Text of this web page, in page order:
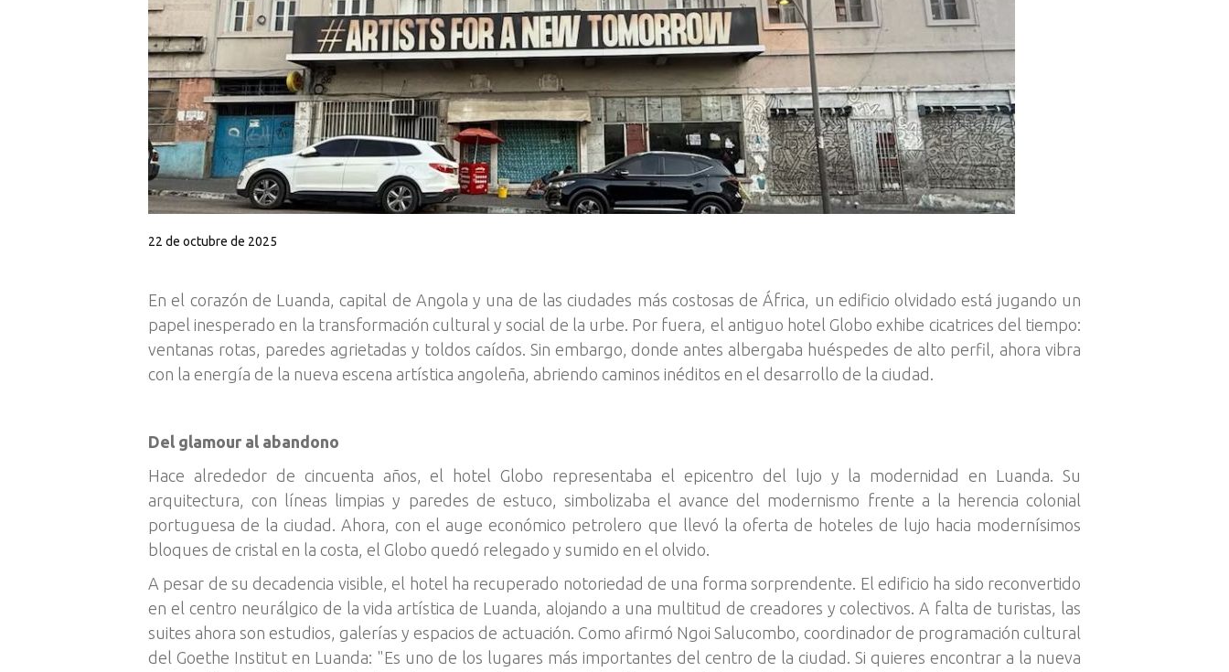
22 de octubre de 2025
En el corazón de Luanda, capital de Angola y una de las ciudades más costosas de África, un edificio olvidado está jugando un
papel inesperado en la transformación cultural y social de la urbe. Por fuera, el antiguo hotel Globo exhibe cicatrices del tiempo:
ventanas rotas, paredes agrietadas y toldos caídos. Sin embargo, donde antes albergaba huéspedes de alto perfil, ahora vibra
con la energía de la nueva escena artística angoleña, abriendo caminos inéditos en el desarrollo de la ciudad.
Del glamour al abandono
Hace alrededor de cincuenta años, el hotel Globo representaba el epicentro del lujo y la modernidad en Luanda. Su
arquitectura, con líneas limpias y paredes de estuco, simbolizaba el avance del modernismo frente a la herencia colonial
portuguesa de la ciudad. Ahora, con el auge económico petrolero que llevó la oferta de hoteles de lujo hacia modernísimos
bloques de cristal en la costa, el Globo quedó relegado y sumido en el olvido.
A pesar de su decadencia visible, el hotel ha recuperado notoriedad de una forma sorprendente. El edificio ha sido reconvertido
en el centro neurálgico de la vida artística de Luanda, alojando a una multitud de creadores y colectivos. A falta de turistas, las
suites ahora son estudios, galerías y espacios de actuación. Como afirmó Ngoi Salucombo, coordinador de programación cultural
del Goethe Institut en Luanda: "Es uno de los lugares más importantes del centro de la ciudad. Si quieres encontrar a la nueva